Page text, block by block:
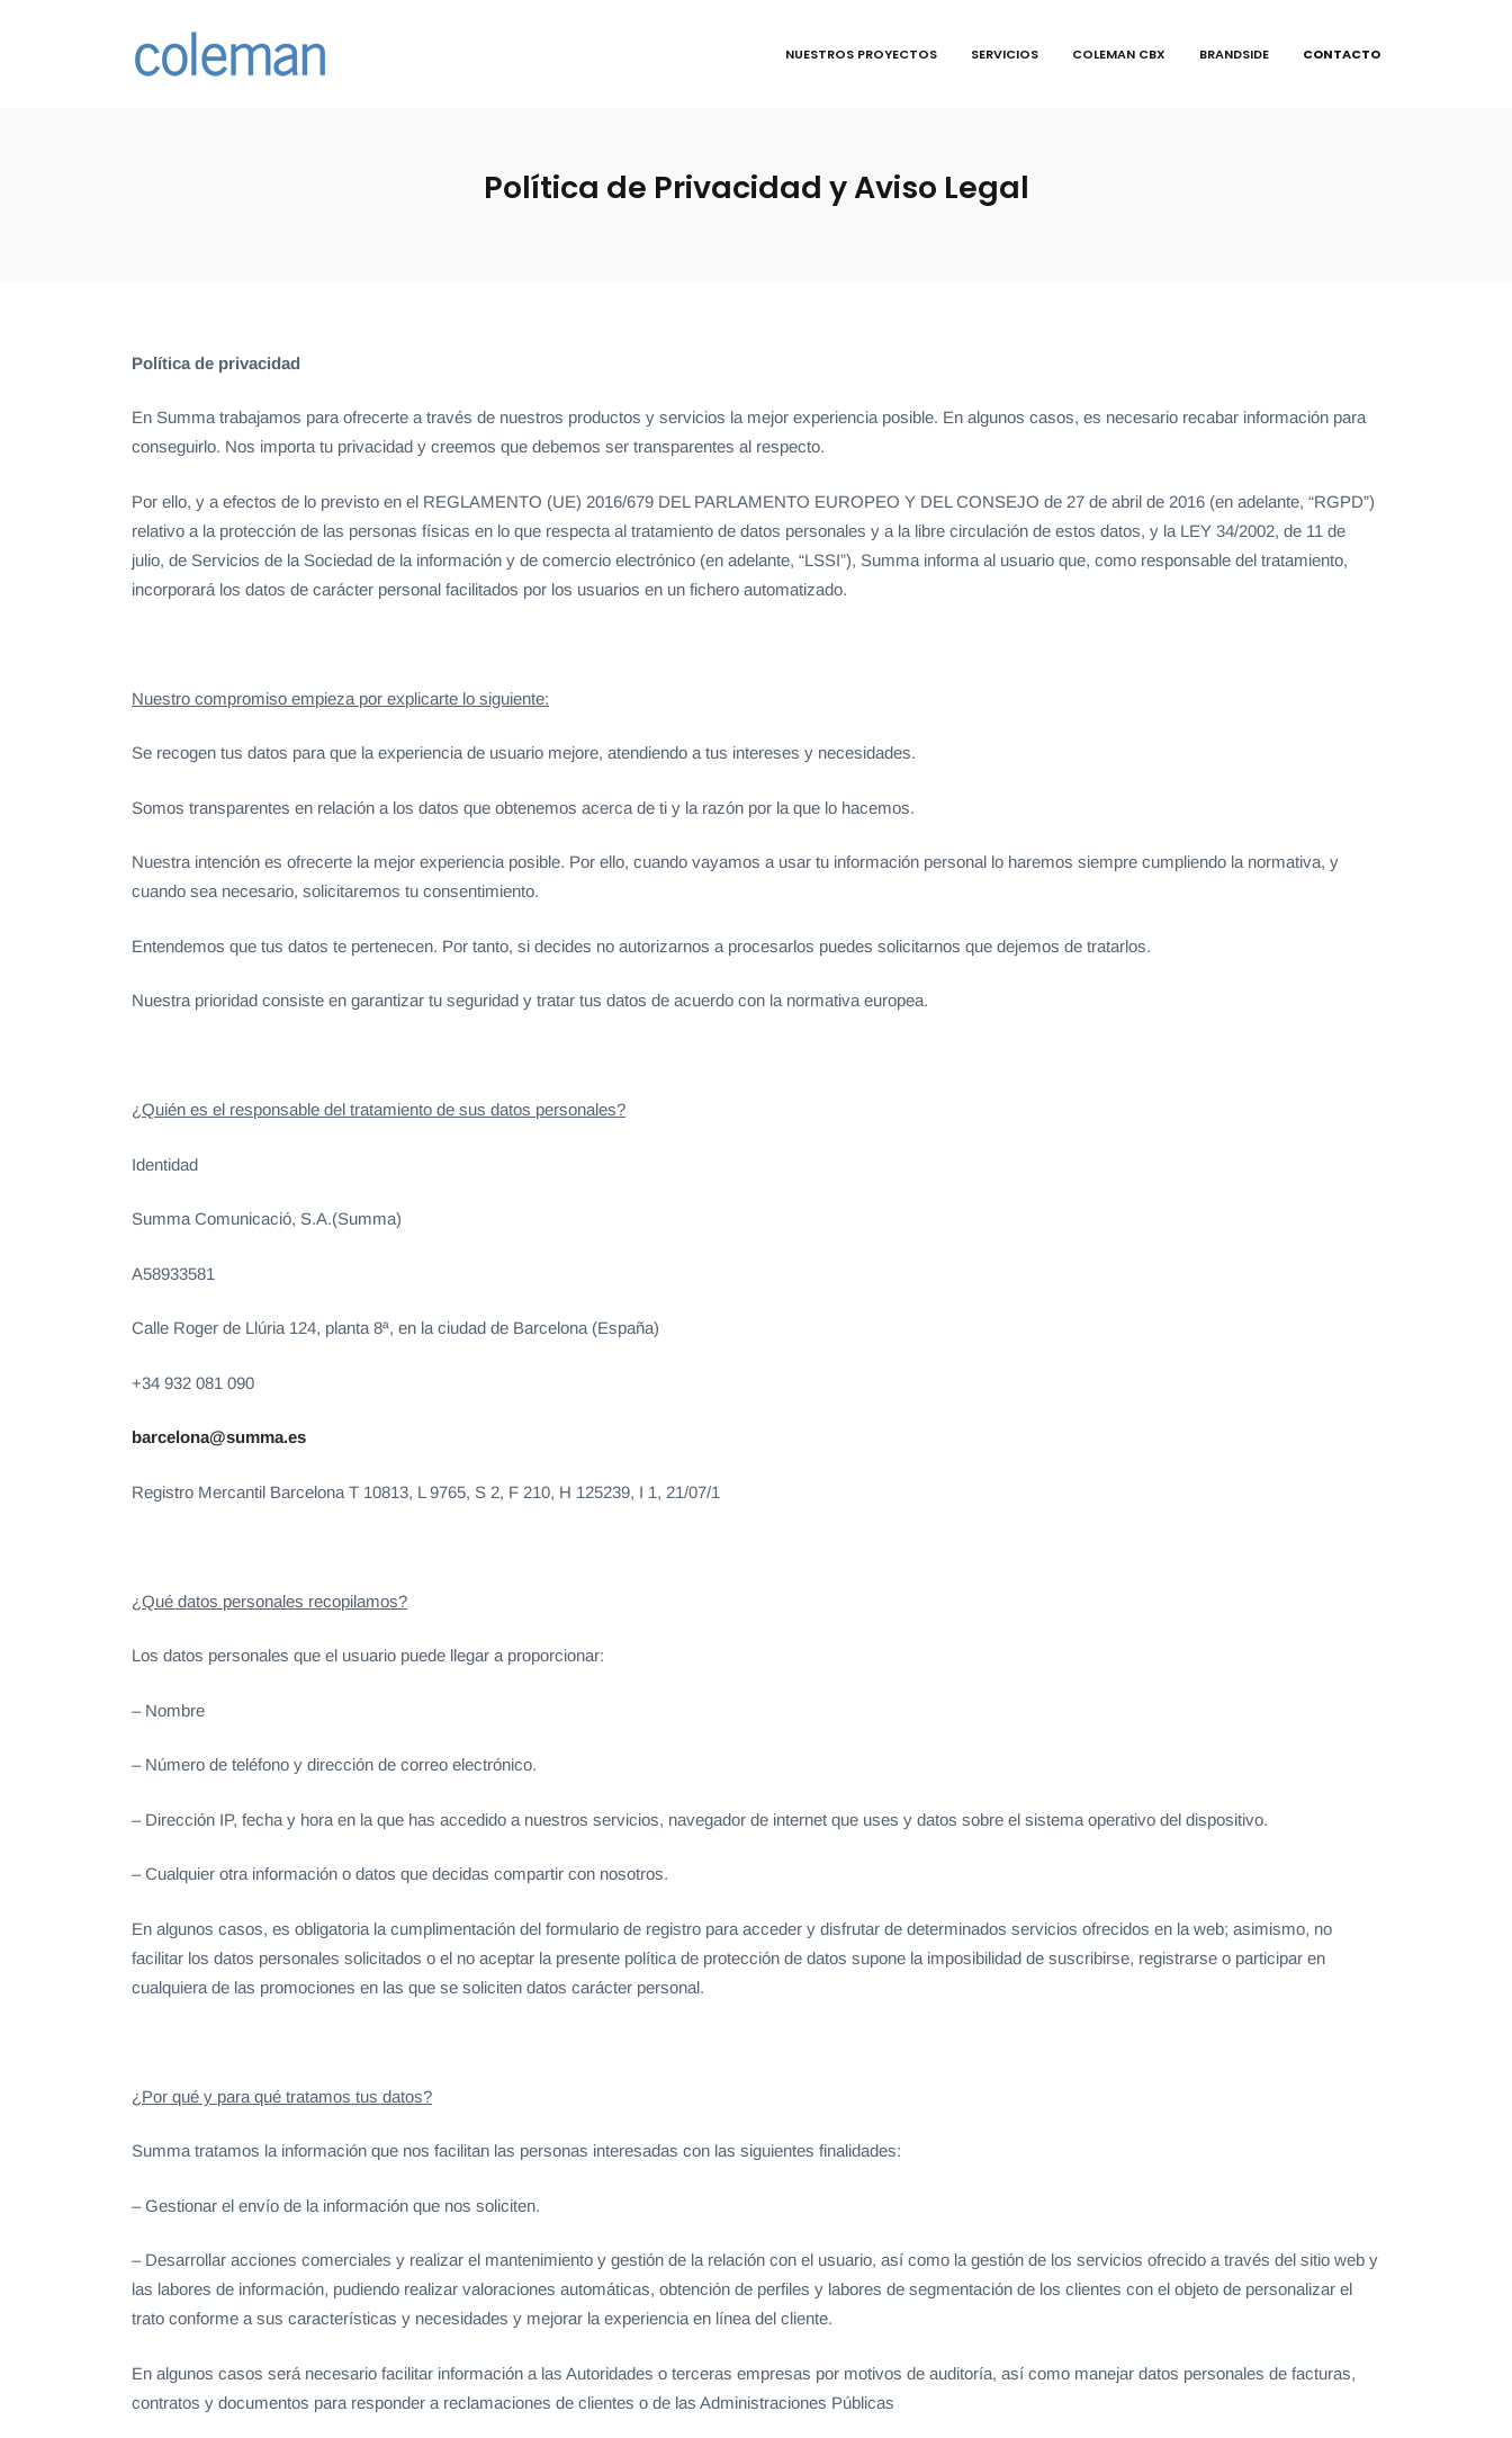
NUESTROS PROYECTOS SERVICIOS COLEMAN CBX BRANDSIDE CONTACTO
Política de Privacidad y Aviso Legal
Política de privacidad
En Summa trabajamos para ofrecerte a través de nuestros productos y servicios la mejor experiencia posible. En algunos casos, es necesario recabar información para
conseguirlo. Nos importa tu privacidad y creemos que debemos ser transparentes al respecto.
Por ello, y a efectos de lo previsto en el REGLAMENTO (UE) 2016/679 DEL PARLAMENTO EUROPEO Y DEL CONSEJO de 27 de abril de 2016 (en adelante, “RGPD”)
relativo a la protección de las personas físicas en lo que respecta al tratamiento de datos personales y a la libre circulación de estos datos, y la LEY 34/2002, de 11 de
julio, de Servicios de la Sociedad de la información y de comercio electrónico (en adelante, “LSSI”), Summa informa al usuario que, como responsable del tratamiento,
incorporará los datos de carácter personal facilitados por los usuarios en un fichero automatizado.
Nuestro compromiso empieza por explicarte lo siguiente:
Se recogen tus datos para que la experiencia de usuario mejore, atendiendo a tus intereses y necesidades.
Somos transparentes en relación a los datos que obtenemos acerca de ti y la razón por la que lo hacemos.
Nuestra intención es ofrecerte la mejor experiencia posible. Por ello, cuando vayamos a usar tu información personal lo haremos siempre cumpliendo la normativa, y
cuando sea necesario, solicitaremos tu consentimiento.
Entendemos que tus datos te pertenecen. Por tanto, si decides no autorizarnos a procesarlos puedes solicitarnos que dejemos de tratarlos.
Nuestra prioridad consiste en garantizar tu seguridad y tratar tus datos de acuerdo con la normativa europea.
¿Quién es el responsable del tratamiento de sus datos personales?
Identidad
Summa Comunicació, S.A.(Summa)
A58933581
Calle Roger de Llúria 124, planta 8ª, en la ciudad de Barcelona (España)
+34 932 081 090
barcelona@summa.es
Registro Mercantil Barcelona T 10813, L 9765, S 2, F 210, H 125239, I 1, 21/07/1
¿Qué datos personales recopilamos?
Los datos personales que el usuario puede llegar a proporcionar:
– Nombre
– Número de teléfono y dirección de correo electrónico.
– Dirección IP, fecha y hora en la que has accedido a nuestros servicios, navegador de internet que uses y datos sobre el sistema operativo del dispositivo.
– Cualquier otra información o datos que decidas compartir con nosotros.
En algunos casos, es obligatoria la cumplimentación del formulario de registro para acceder y disfrutar de determinados servicios ofrecidos en la web; asimismo, no
facilitar los datos personales solicitados o el no aceptar la presente política de protección de datos supone la imposibilidad de suscribirse, registrarse o participar en
cualquiera de las promociones en las que se soliciten datos carácter personal.
¿Por qué y para qué tratamos tus datos?
Summa tratamos la información que nos facilitan las personas interesadas con las siguientes finalidades:
– Gestionar el envío de la información que nos soliciten.
– Desarrollar acciones comerciales y realizar el mantenimiento y gestión de la relación con el usuario, así como la gestión de los servicios ofrecido a través del sitio web y
las labores de información, pudiendo realizar valoraciones automáticas, obtención de perfiles y labores de segmentación de los clientes con el objeto de personalizar el
trato conforme a sus características y necesidades y mejorar la experiencia en línea del cliente.
En algunos casos será necesario facilitar información a las Autoridades o terceras empresas por motivos de auditoría, así como manejar datos personales de facturas,
contratos y documentos para responder a reclamaciones de clientes o de las Administraciones Públicas